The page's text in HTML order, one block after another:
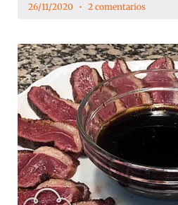
26/11/2020 2 comentarios